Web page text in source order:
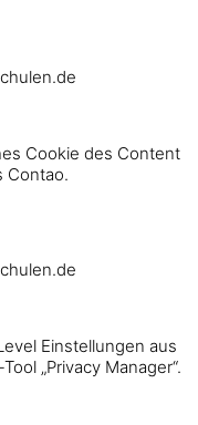
Cookie des Content
Contao.
Einstellungen aus
„Privacy Manager“.